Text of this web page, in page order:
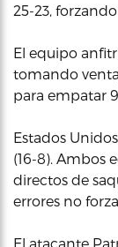
25-23,
El equipo
tomando
para empatar
Estados
(16-8). Ambos
directos de
errores no
El atacante